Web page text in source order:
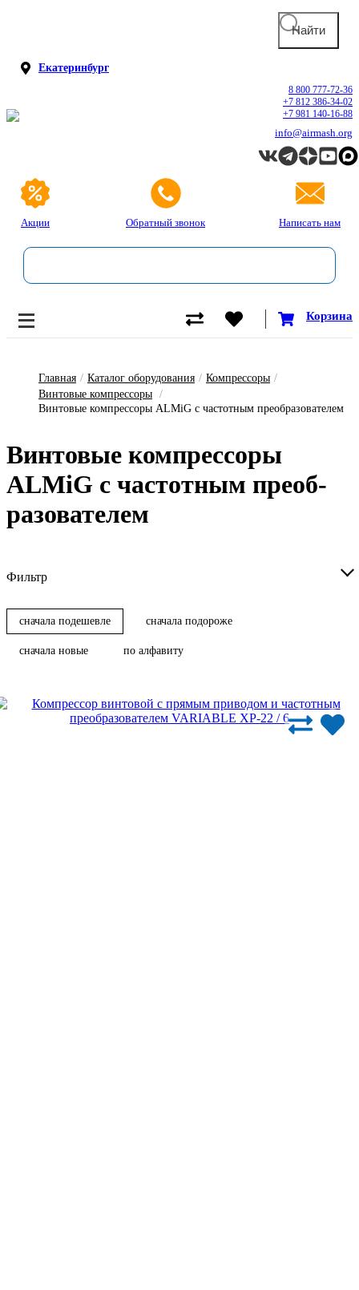
Екатеринбург
Акции Обратный звонок Написать нам
8 800 777-72-36
+7 812 386-34-02
+7 981 140-16-88
info@airmash.org
Корзина
Главная / Каталог оборудования / Компрессоры /
Винтовые компрессоры /
Винтовые компрессоры ALMiG с частотным преобразователем
Вин­то­вые ком­прес­со­ры
ALMiG с час­тотным пре­об­
ра­зо­ва­те­лем
Фильтр
сначала подешевле сначала подороже
сначала новые по алфавиту